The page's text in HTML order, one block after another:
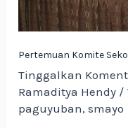
Pertemuan Komite
Tinggalkan
Ramaditya Hendy /
paguyuban,smayo